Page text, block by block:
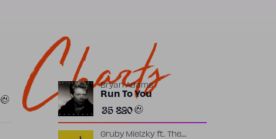
Charts
Bryan Adams
Run To You
35 820
Gruby Mielzkyft.
The